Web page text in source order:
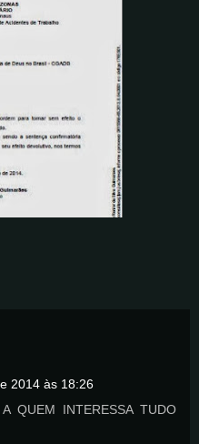
2014 às 18:26
QUEM INTERESSA TUDO